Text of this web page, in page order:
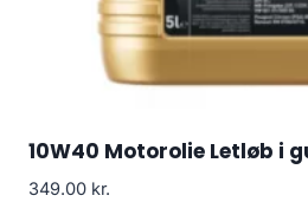
10W40 Motorolie Letløb i
349.00 kr.